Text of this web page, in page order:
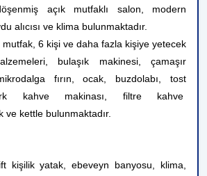
açık mutfaklı salon, modern
alıcısı ve klima bulunmaktadır.
mutfak, 6 kişi ve daha fazla kişiye yetecek
bulaşık makinesi, çamaşır
fırın, ocak, buzdolabı, tost
kahve makinası, filtre kahve
ve kettle bulunmaktadır.
kişilik yatak, ebeveyn banyosu, klima,